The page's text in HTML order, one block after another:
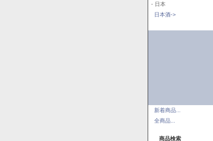
- 日本
日本酒->
新着商品...
全商品...
商品検索